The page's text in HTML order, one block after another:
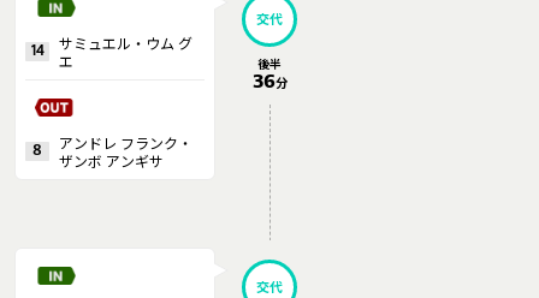
14
サミュエル・ウム グ
エ
8
アンドレ フランク・
ザンボ アンギサ
交代
後半
36分
交代